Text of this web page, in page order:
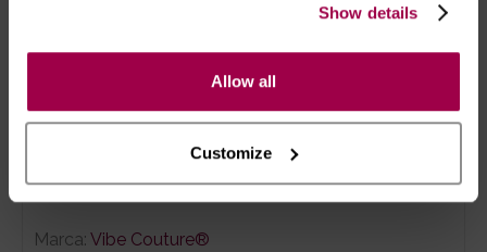
Show details
Allow all
Customize
Carregável via cabo USB, incluído;
Carrega completamente em 2.5 horas.
Marca: Vibe Couture®